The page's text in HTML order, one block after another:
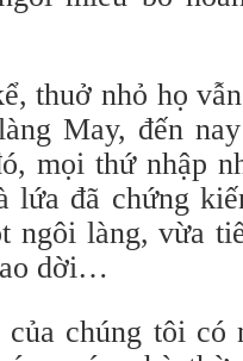
thuở nhỏ họ
May, đến
mọi thứ nhập
lứa đã chứng
ngôi làng, vừa
dời…
chúng tôi có